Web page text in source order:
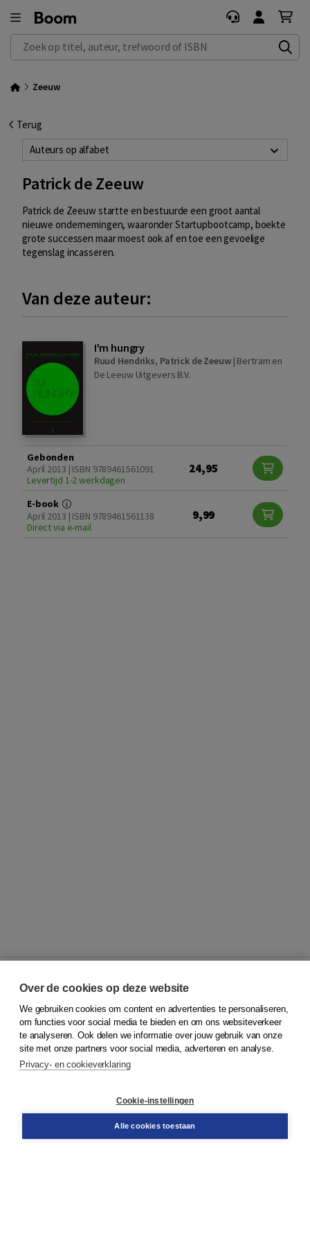
Zoek op titel, auteur, trefwoord of ISBN
Zeeuw
Terug
Auteurs op alfabet
Patrick de Zeeuw
Patrick de Zeeuw startte en bestuurde een groot aantal
nieuwe ondernemingen, waaronder Startupbootcamp, boekte
grote successen maar moest ook af en toe een gevoelige
tegenslag incasseren.
Van deze auteur:
I'm hungry
Ruud Hendriks, Patrick de Zeeuw| Bertram en
De Leeuw Uitgevers B.V.
Gebonden
April 2013 | ISBN 9789461561091
Levertijd 1-2 werkdagen
24,95
E-book
April 2013 | ISBN 9789461561138
Direct via e-mail
9,99
© 2026Koninklijke Boom uitgevers
Klantenservice
Service & informatie
Contact
Over de cookies op deze website
We gebruiken cookies om content en advertenties te personaliseren,
om functies voor social media te bieden en om ons websiteverkeer
te analyseren. Ook delen we informatie over jouw gebruik van onze
site met onze partners voor social media, adverteren en analyse.
Privacy- en cookieverklaring
Cookie-instellingen
Alle cookies toestaan